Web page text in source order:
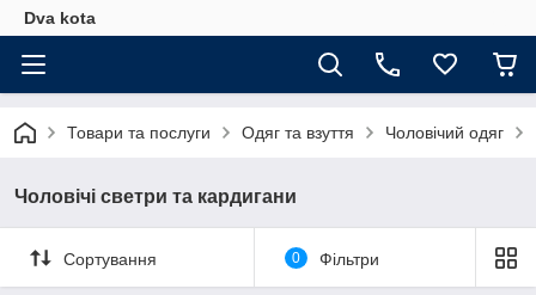
Dva kota
Товари та послуги Одяг та взуття Чоловічий одяг
Чоловічі светри та кардигани
Сортування 0 Фільтри